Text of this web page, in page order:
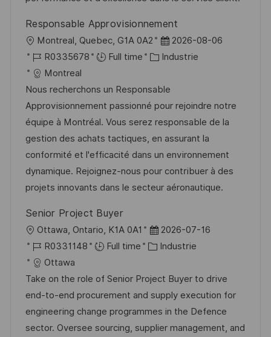
i
o
i
c
h
g
e
e
d
u
p
o
s
t
e
e
Responsable Approvisionnement
o
c
a
l
i
s
a
t
i
n
Montreal, Quebec, G1A 0A2
D
a
e
d
’
a
f
f
i
a
g
2026-08-06
R
é
f
é
r
e
n
c
e
u
p
o
s
t
e
R0335678 Full time
C
t
é
g
o
r
i
e
Industrie
Montreal
Nous recherchons un Responsable
Approvisionnement passionné pour rejoindre notre
équipe à Montréal. Vous serez responsable de la
gestion des achats tactiques, en assurant la
conformité et l'efficacité dans un environnement
dynamique. Rejoignez-nous pour contribuer à des
projets innovants dans le secteur aéronautique.
Senior Project Buyer
o
c
a
l
i
s
Ottawa, Ontario, K1A 0A1
D
a
e
d
’
a
2026-07-16
R
é
f
é
r
e
R0331148 Full time
C
t
é
g
o
Industrie
Ottawa
Take on the role of Senior Project Buyer to drive
end-to-end procurement and supply execution for
engineering change programmes in the Defence
sector. Oversee sourcing, supplier management, and